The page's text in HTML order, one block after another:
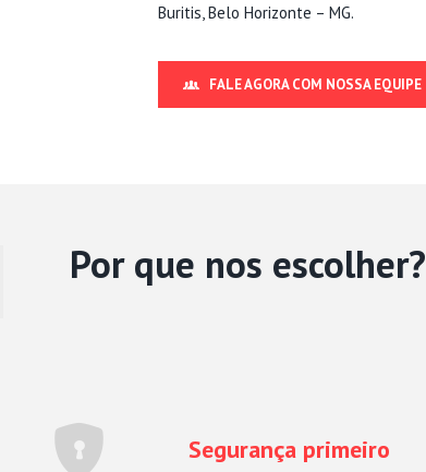
Buritis, Belo Horizonte – MG.
FALE AGORA COM NOSSA EQUIPE
Por que nos escolher?
Segurança primeiro